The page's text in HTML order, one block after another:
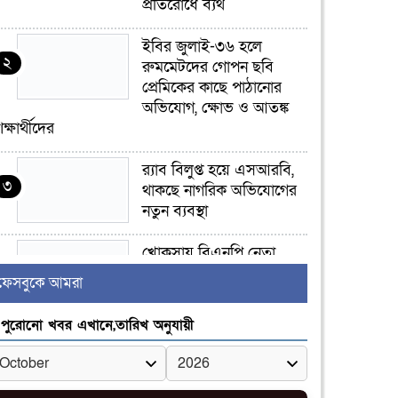
প্রতিরোধে ব্যর্থ
২
ইবির জুলাই-৩৬ হলে
রুমমেটদের গোপন ছবি
প্রেমিকের কাছে পাঠানোর
অভিযোগ, ক্ষোভ ও আতঙ্ক
৩
র‍্যাব বিলুপ্ত হয়ে এসআরবি,
থাকছে নাগরিক অভিযোগের
নতুন ব্যবস্থা
৪
খোকসায় বিএনপি নেতা
৫
সাঈদীর ছবিতে জুতা
নিক্ষেপকারীরা ‘জারজ
সন্তান’: আমির হামজা
আমরা
পুরোনো খবর এখানে,তারিখ অনুযায়ী